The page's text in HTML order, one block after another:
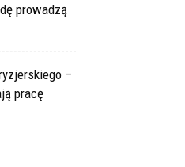
prowadzą
–
pracę